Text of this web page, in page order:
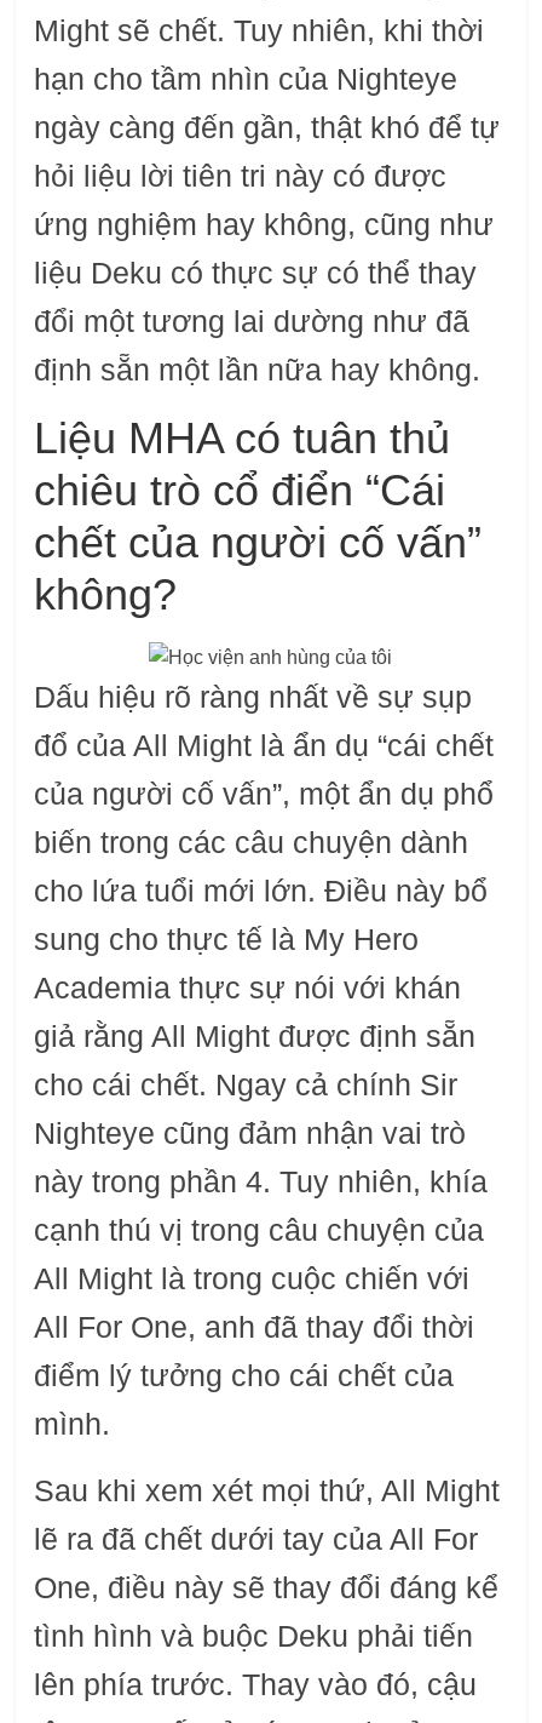
Might sẽ chết. Tuy nhiên, khi thời
hạn cho tầm nhìn của Nighteye
ngày càng đến gần, thật khó để tự
hỏi liệu lời tiên tri này có được
ứng nghiệm hay không, cũng như
liệu Deku có thực sự có thể thay
đổi một tương lai dường như đã
định sẵn một lần nữa hay không.
Liệu MHA có tuân thủ
chiêu trò cổ điển “Cái
chết của người cố vấn”
không?
Dấu hiệu rõ ràng nhất về sự sụp
đổ của All Might là ẩn dụ “cái chết
của người cố vấn”, một ẩn dụ phổ
biến trong các câu chuyện dành
cho lứa tuổi mới lớn. Điều này bổ
sung cho thực tế là My Hero
Academia thực sự nói với khán
giả rằng All Might được định sẵn
cho cái chết. Ngay cả chính Sir
Nighteye cũng đảm nhận vai trò
này trong phần 4. Tuy nhiên, khía
cạnh thú vị trong câu chuyện của
All Might là trong cuộc chiến với
All For One, anh đã thay đổi thời
điểm lý tưởng cho cái chết của
mình.
Sau khi xem xét mọi thứ, All Might
lẽ ra đã chết dưới tay của All For
One, điều này sẽ thay đổi đáng kể
tình hình và buộc Deku phải tiến
lên phía trước. Thay vào đó, cậu